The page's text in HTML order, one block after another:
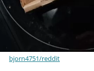
bjorn4751/reddit